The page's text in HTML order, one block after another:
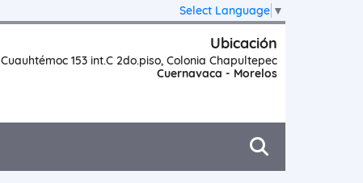
Select Language ▼
Ubicación
Cuauhtémoc 153 int.C 2do.piso, Colonia Chapultepec
Cuernavaca - Morelos